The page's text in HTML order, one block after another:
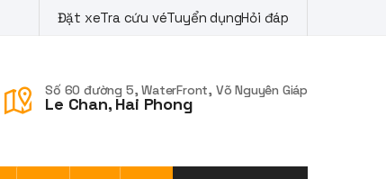
Đặt xeTra cứu véTuyển dụngHỏi đáp
Số 60 đường 5, WaterFront, Võ Nguyên Giáp
Le Chan, Hai Phong